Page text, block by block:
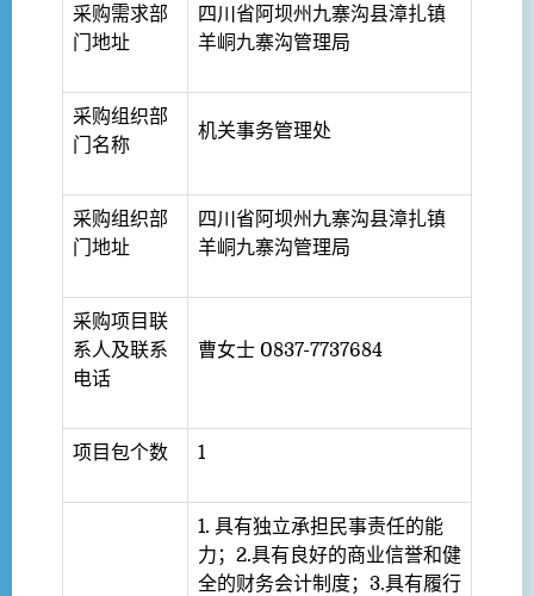
采购需求部
门地址
四川省阿坝州九寨沟县漳扎镇
羊峒九寨沟管理局
采购组织部
门名称
机关事务管理处
采购组织部
门地址
四川省阿坝州九寨沟县漳扎镇
羊峒九寨沟管理局
采购项目联
系人及联系
电话
曹女士 0837-7737684
项目包个数 1
1. 具有独立承担民事责任的能
力；2.具有良好的商业信誉和健
全的财务会计制度；3.具有履行